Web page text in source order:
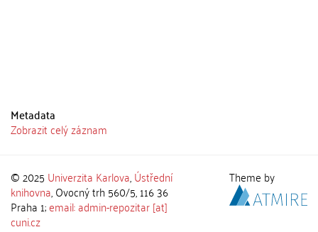
Metadata
Zobrazit celý záznam
© 2025 Univerzita Karlova,Ústřední
knihovna, Ovocný trh 560/5, 116 36
Praha 1;email: admin-repozitar [at]
cuni.cz
Theme by